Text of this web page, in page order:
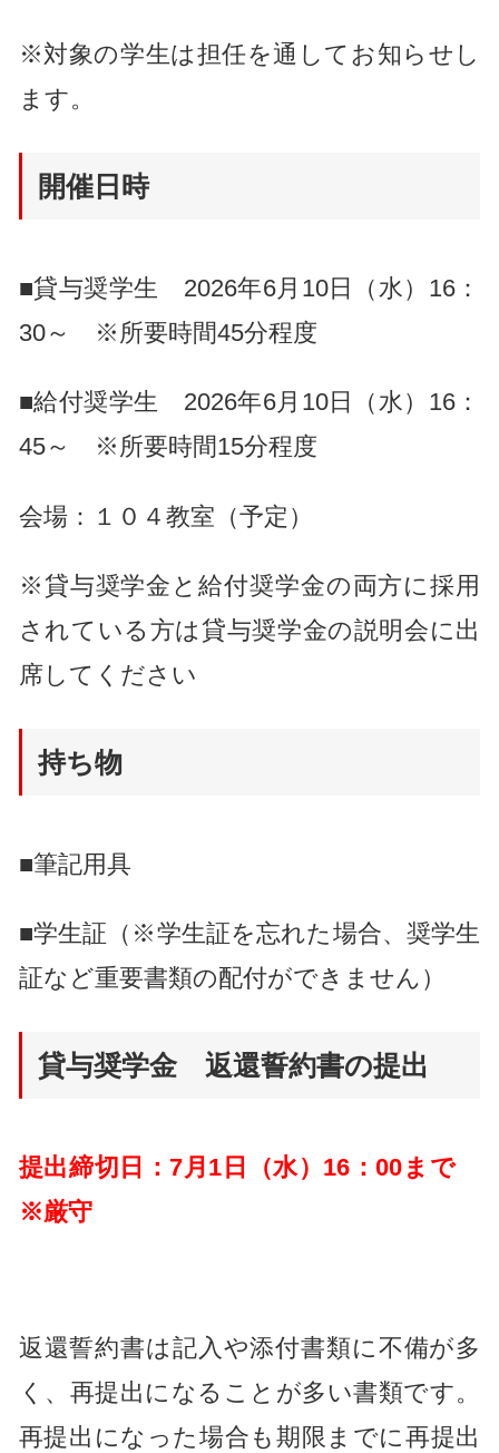
※対象の学生は担任を通してお知らせし
ます。
開催日時
■貸与奨学生 2026年6月10日（水）16：
30～ ※所要時間45分程度
■給付奨学生 2026年6月10日（水）16：
45～ ※所要時間15分程度
会場：１０４教室（予定）
※貸与奨学金と給付奨学金の両方に採用
されている方は貸与奨学金の説明会に出
席してください
持ち物
■筆記用具
■学生証（※学生証を忘れた場合、奨学生
証など重要書類の配付ができません）
貸与奨学金 返還誓約書の提出
提出締切日：7月1日（水）16：00まで
※厳守
返還誓約書は記入や添付書類に不備が多
く、再提出になることが多い書類です。
再提出になった場合も期限までに再提出